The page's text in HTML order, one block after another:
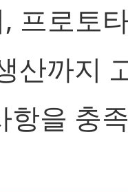
프로토
산까지
항을 충